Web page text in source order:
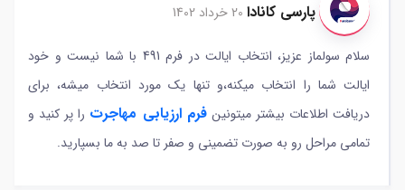
پارسی کانادا 20 خرداد 1402
سلام سولماز عزیز، انتخاب ایالت در فرم 491 با شما نیست و خود
ایالت شما را انتخاب میکنه،و تنها یک مورد انتخاب میشه، برای
دریافت اطلاعات بیشتر میتونینفرم ارزیابی مهاجرت را پر کنید و
تمامی مراحل رو به صورت تضمینی و صفر تا صد به ما بسپارید.